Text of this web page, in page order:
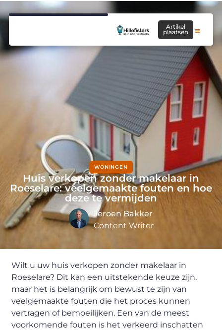
Artikel
plaatsen
WONINGEN
Huis verkopen zonder makelaar in
Roeselare: veelgemaakte fouten en hoe
deze te vermijden
Jeroen Bakker
Content Writer
Wilt u uw huis verkopen zonder makelaar in
Roeselare? Dit kan een uitstekende keuze zijn,
maar het is belangrijk om bewust te zijn van
veelgemaakte fouten die het proces kunnen
vertragen of bemoeilijken. Een van de meest
voorkomende fouten is het verkeerd inschatten